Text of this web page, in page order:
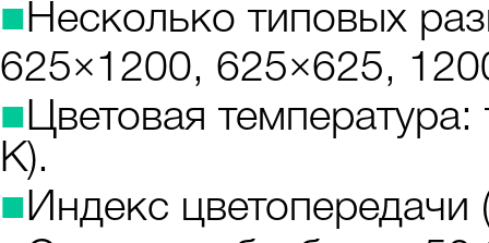
■ Несколько типовых
625×1200, 625×625,
■ Цветовая
К).
■ Индекс цветопередачи